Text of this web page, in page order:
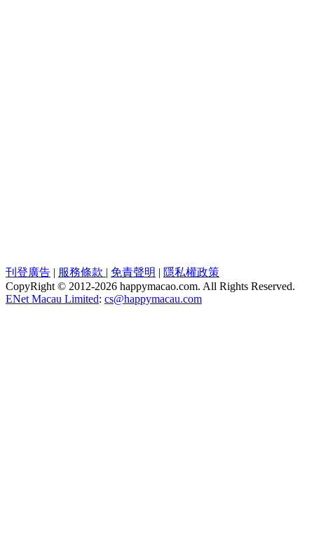
刊登廣告 | 服務條款 | 免責聲明 | 隱私權政策
CopyRight © 2012-2026 happymacao.com. All Rights Reserved.
ENet Macau Limited: cs@happymacau.com